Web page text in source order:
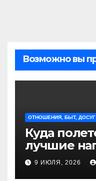
Возможно вы
ОТНОШЕНИЯ, БЫТ, ДОСУГ
Куда
лучшие
отдыха из
Петербурга
9 ИЮЛЯ, 2026